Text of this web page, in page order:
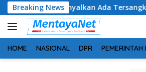
Langsung
ke
konten
Breaking News
Ada Tersangka Baru di Kasus
HOME NASIONAL DPR PEMERINTAH